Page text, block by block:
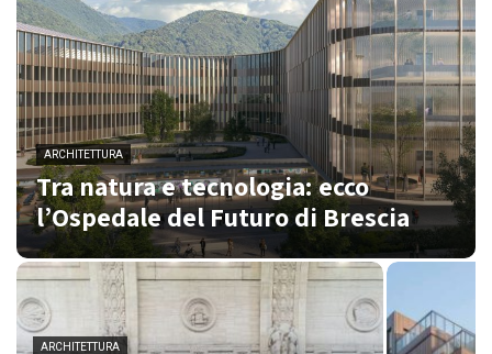
ARCHITETTURA
Tra natura e tecnologia: ecco
l’Ospedale del Futuro di Brescia
ARCHITETTURA